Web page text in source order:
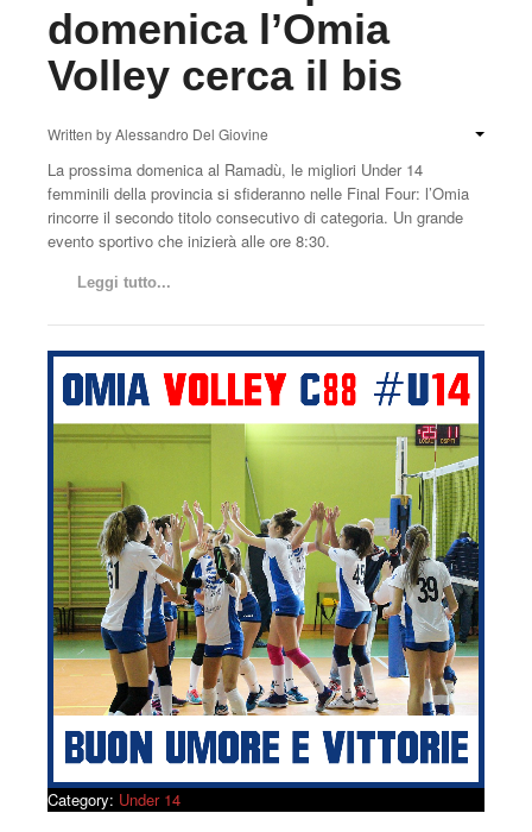
domenica l’Omia
Volley cerca il bis
Written byAlessandro Del Giovine
La prossima domenica al Ramadù, le migliori Under 14
femminili della provincia si sfideranno nelle Final Four: l’Omia
rincorre il secondo titolo consecutivo di categoria. Un grande
evento sportivo che inizierà alle ore 8:30.
Leggi tutto...
Category: Under 14